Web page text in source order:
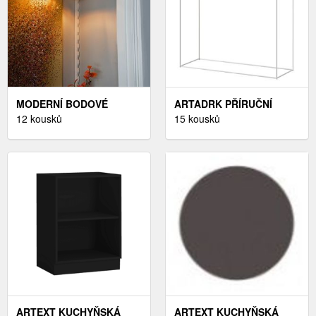
MODERNÍ BODOVÉ
SVĚTLO ČERNÉ SE
12 kousků
ARTADRK PŘÍRUČNÍ
STOLEK MILAN | BÍLÉ
15 kousků
ARTEXT KUCHYŇSKÁ
ARTEXT KUCHYŇSKÁ